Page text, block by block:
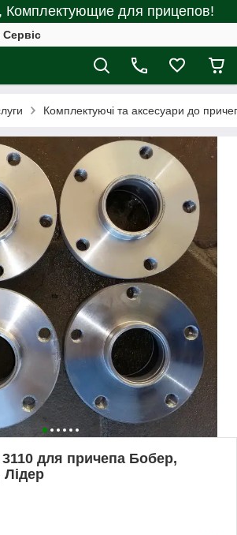
Комплектующие для прицепов!
Сервіс
Комплектуючі та аксесуари до
для причепа Бобер,
Лідер